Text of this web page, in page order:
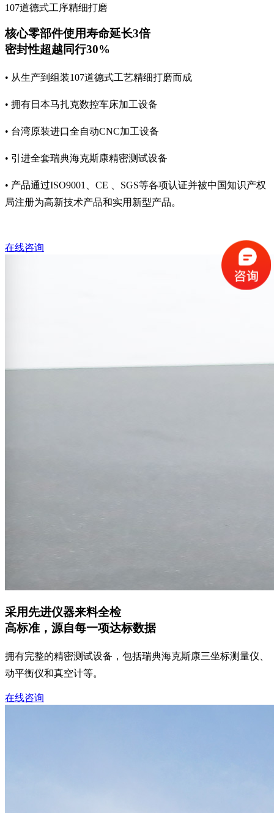
107道德式工序精细打磨
核心零部件使用寿命延长3倍
密封性超越同行30%
• 从生产到组装107道德式工艺精细打磨而成
• 拥有日本马扎克数控车床加工设备
• 台湾原装进口全自动CNC加工设备
• 引进全套瑞典海克斯康精密测试设备
• 产品通过ISO9001、CE 、SGS等各项认证并被中国知识产权
局注册为高新技术产品和实用新型产品。
在线咨询
采用先进仪器来料全检
高标准，源自每一项达标数据
拥有完整的精密测试设备，包括瑞典海克斯康三坐标测量仪、
动平衡仪和真空计等。
在线咨询